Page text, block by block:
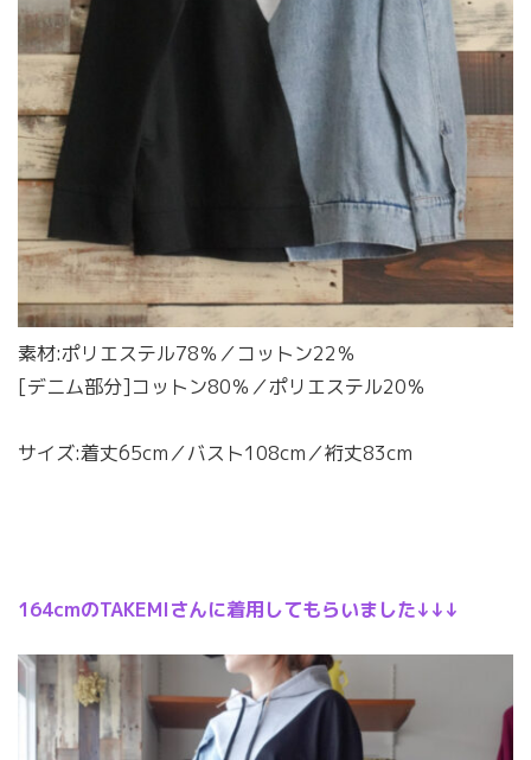
素材:ポリエステル78％／コットン22％
[デニム部分]コットン80％／ポリエステル20％
サイズ:着丈65cm／バスト108cm／裄丈83cm
164cmのTAKEMIさんに着用してもらいました↓↓↓